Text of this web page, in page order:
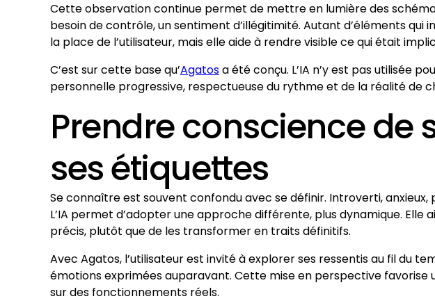
Cette observation continue permet de mettre en lumière des
besoin de contrôle, un sentiment d’illégitimité. Autant d’éléments
la place de l’utilisateur, mais elle aide à rendre visible ce qui était
C’est sur cette base qu’Agatosa été conçu. L’IA n’y est pas utilisée
personnelle progressive, respectueuse du rythme et de la réalité de
Prendre conscience de
ses étiquettes
Se connaître est souvent confondu avec se définir. Introverti,
L’IA permet d’adopter une approche différente, plus dynamique.
précis, plutôt que de les transformer en traits définitifs.
Avec Agatos, l’utilisateur est invité à explorer ses ressentis au fil du
émotions exprimées auparavant. Cette mise en perspective favorise
sur des fonctionnements réels.